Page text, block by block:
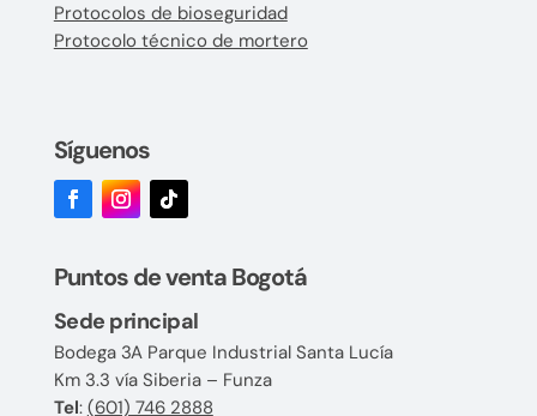
Protocolos de bioseguridad
Protocolo técnico de mortero
Síguenos
Puntos de venta Bogotá
Sede principal
Bodega 3A Parque Industrial Santa Lucía
Km 3.3 vía Siberia – Funza
Tel: (601) 746 2888